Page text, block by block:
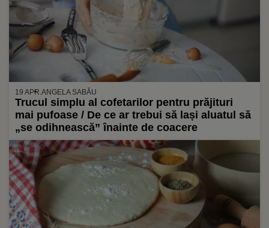
19 APR.ANGELA SABĂU
Trucul simplu al cofetarilor pentru prăjituri
mai pufoase / De ce ar trebui să lași aluatul să
„se odihnească” înainte de coacere